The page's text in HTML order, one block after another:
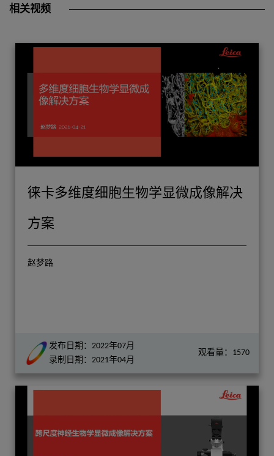
相关视频
徕卡多维度细胞生物学显微成像解决
方案
赵梦路
发布日期：2022年07月
录制日期：2021年04月
观看量：1570